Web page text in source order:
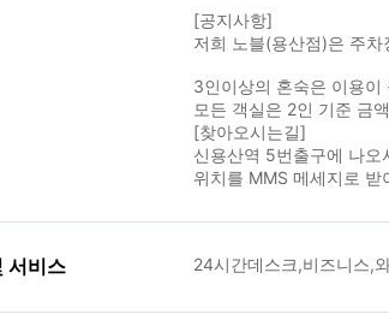
[공지사항]
저희 노블(용산점)은 주
3인이상의 혼숙은 이용
모든 객실은 2인 기준 금
[찾아오시는길]
신용산역 5번출구에 나
위치를 MMS 메세지로
서비스 24시간데스크,비즈니스,